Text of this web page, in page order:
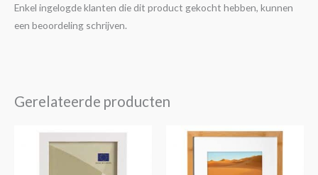
Enkel ingelogde klanten die dit product gekocht hebben, kunnen
een beoordeling schrijven.
Gerelateerde producten
€5,95
€14,95
Dit